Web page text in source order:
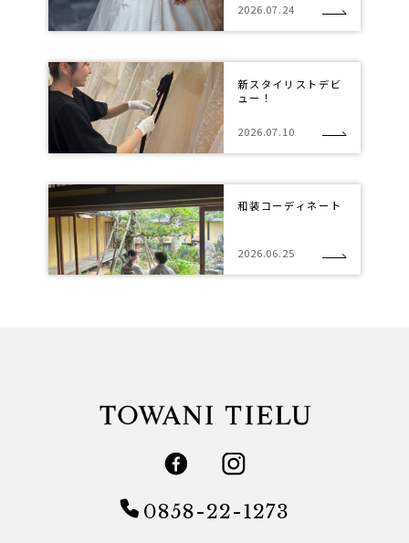
2026.07.24
新スタイリストデビ
ュー！
2026.07.10
和装コーディネート
2026.06.25
0858-22-1273